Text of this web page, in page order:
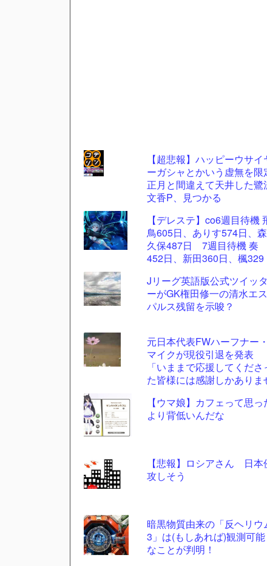
【超悲報】ハッピーウサイ
ーガシャとかいう虚無を限
正月と間違えて天井した鷺
文香P、見つかる
【デレステ】co6週目待機
鳥605日、ありす574日、森
久保487日 7週目待機 奏
452日、新田360日、楓329
Jリーグ英語版公式ツイッタ
ーがGK権田修一の清水エス
パルス残留を示唆？
元日本代表FWハーフナー・
マイクが現役引退を発表
「いままで応援してくださ
た皆様には感謝しかありま
【ウマ娘】カフェって思っ
より背低いんだな
【悲報】ロシアさん 日本
攻しそう
暗黒物質由来の「反ヘリウ
3」は(もしあれば)観測可能
なことが判明！
コテ
- 固
定リ
ンク
更新
ツー